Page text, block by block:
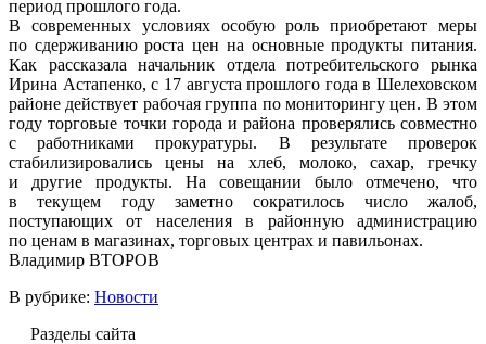
период прошлого года.
В современных условиях особую роль приобретают меры
по сдерживанию роста цен на основные продукты питания.
Как рассказала начальник отдела потребительского рынка
Ирина Астапенко, с 17 августа прошлого года в Шелеховском
районе действует рабочая группа по мониторингу цен. В этом
году торговые точки города и района проверялись совместно
с работниками прокуратуры. В результате проверок
стабилизировались цены на хлеб, молоко, сахар, гречку
и другие продукты. На совещании было отмечено, что
в текущем году заметно сократилось число жалоб,
поступающих от населения в районную администрацию
по ценам в магазинах, торговых центрах и павильонах.
Владимир ВТОРОВ
В рубрике: Новости
Разделы сайта